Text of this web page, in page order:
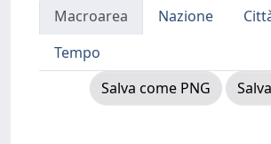
Macroarea Nazione
Tempo
Salva come PNG